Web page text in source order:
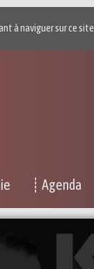
à naviguer sur ce
┊ Agenda